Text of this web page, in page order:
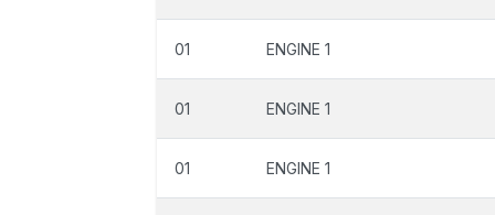
01 ENGINE 1
01 ENGINE 1
01 ENGINE 1